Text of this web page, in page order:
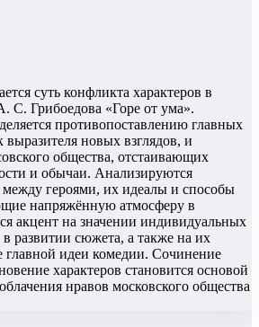
суть конфликта характеров в
С. Грибоедова «Горе от ума».
противопоставлению главных
новых взглядов, и
общества, отстаивающих
и обычаи. Анализируются
героями, их идеалы и способы
напряжённую атмосферу в
акцент на значении индивидуальных
развитии сюжета, а также на их
главной идеи комедии. Сочинение
характеров становится основой
нравов московского общества